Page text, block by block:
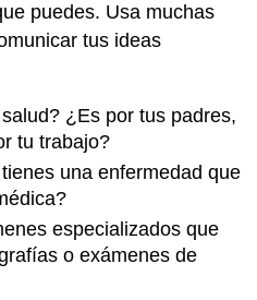
puedes. Usa muchas
tus ideas
¿Es por tus padres,
tu trabajo?
una enfermedad que
especializados que
o exámenes de